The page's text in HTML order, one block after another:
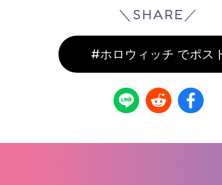
＼SHARE／
#ホロウィッチ でポス